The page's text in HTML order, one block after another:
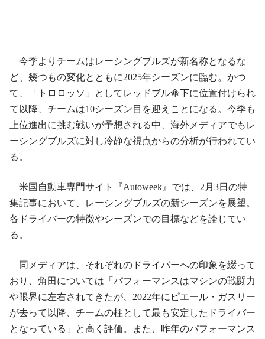
今季よりチームはレーシングブルズが新名称となるな
ど、幾つもの変化とともに2025年シーズンに臨む。かつ
て、「トロロッソ」としてレッドブル傘下に位置付けられ
て以降、チームは10シーズン目を迎えことになる。今季も
上位進出に挑む戦いが予想される中、海外メディアでもレ
ーシングブルズに対し冷静な視点からの分析が行われてい
る。
米国自動車専門サイト『Autoweek』では、2月3日の特
集記事において、レーシングブルズの新シーズンを展望。
各ドライバーの特徴やシーズンでの目標などを論じてい
る。
同メディアは、それぞれのドライバーへの印象を綴って
おり、角田については「パフォーマンスはマシンの戦闘力
や限界に左右されてきたが、2022年にピエール・ガスリー
が去って以降、チームの柱として最も安定したドライバー
となっている」と高く評価。また、昨年のパフォーマンス